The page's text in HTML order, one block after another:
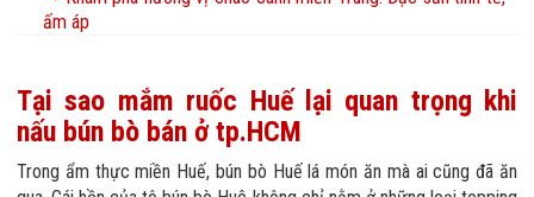
ấm áp
Tại sao mắm ruốc Huế lại quan trọng khi
nấu bún bò bán ở tp.HCM
Trong ẩm thực miền Huế, bún bò Huế lá món ăn mà ai cũng đã ăn